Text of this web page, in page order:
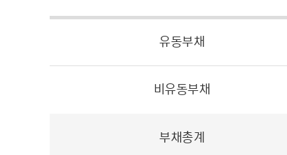
유동부채
비유동부채
부채총계